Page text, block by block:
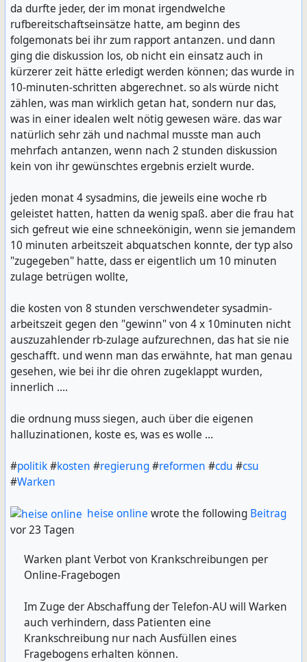
da durfte jeder, der im monat irgendwelche
rufbereitschaftseinsätze hatte, am beginn des
folgemonats bei ihr zum rapport antanzen. und dann
ging die diskussion los, ob nicht ein einsatz auch in
kürzerer zeit hätte erledigt werden können; das wurde in
10-minuten-schritten abgerechnet. so als würde nicht
zählen, was man wirklich getan hat, sondern nur das,
was in einer idealen welt nötig gewesen wäre. das war
natürlich sehr zäh und nachmal musste man auch
mehrfach antanzen, wenn nach 2 stunden diskussion
kein von ihr gewünschtes ergebnis erzielt wurde.
jeden monat 4 sysadmins, die jeweils eine woche rb
geleistet hatten, hatten da wenig spaß. aber die frau hat
sich gefreut wie eine schneekönigin, wenn sie jemandem
10 minuten arbeitszeit abquatschen konnte, der typ also
"zugegeben" hatte, dass er eigentlich um 10 minuten
zulage betrügen wollte,
die kosten von 8 stunden verschwendeter sysadmin-
arbeitszeit gegen den "gewinn" von 4 x 10minuten nicht
auszuzahlender rb-zulage aufzurechnen, das hat sie nie
geschafft. und wenn man das erwähnte, hat man genau
gesehen, wie bei ihr die ohren zugeklappt wurden,
innerlich ....
die ordnung muss siegen, auch über die eigenen
halluzinationen, koste es, was es wolle ...
#politik#kosten #regierung#reformen #cdu #csu
#Warken
heise online wrote the following Beitrag
vor 23 Tagen
Warken plant Verbot von Krankschreibungen per
Online-Fragebogen
Im Zuge der Abschaffung der Telefon-AU will Warken
auch verhindern, dass Patienten eine
Krankschreibung nur nach Ausfüllen eines
Fragebogens erhalten können.